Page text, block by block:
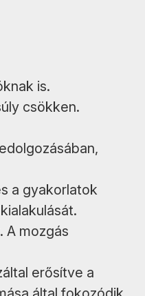
is.
csökken.
a gyakorlatok
A mozgás
erősítve a